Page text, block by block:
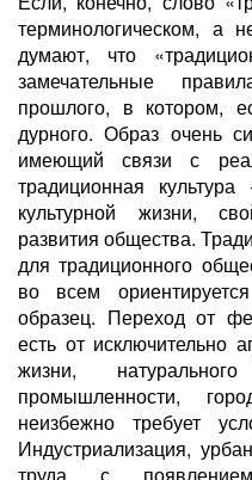
терминологическом, а
думают, что
замечательные
прошлого, в котором,
дурного. Образ очень
имеющий связи с
традиционная
культурной жизни,
развития общества.
для традиционного
во всем
образец. Переход от
есть от исключительно
жизни,
промышленности,
неизбежно требует
Индустриализация,
труда с